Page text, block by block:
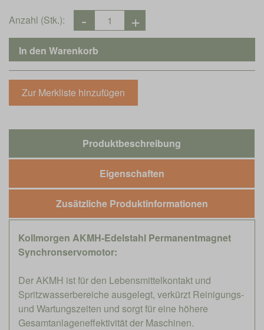
Anzahl (Stk.):
Produktbeschreibung
Eigenschaften
Zusätzliche Produktinformationen
Kollmorgen AKMH-Edelstahl Permanentmagnet
Synchronservomotor:
Der AKMH ist für den Lebensmittelkontakt und
Spritzwasserbereiche ausgelegt, verkürzt Reinigungs-
und Wartungszeiten und sorgt für eine höhere
Gesamtanlageneffektivität der Maschinen.